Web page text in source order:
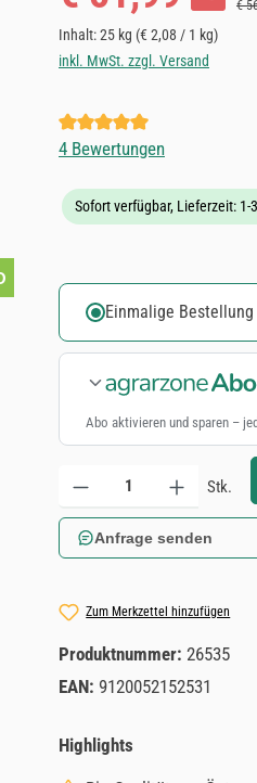
€
Inhalt:25 kg (€ 2,08 / 1 kg)
inkl. MwSt. zzgl. Versand
Durchschnittliche
4 Bewertungen
Sofort verfügbar, Lieferzeit: 1-
Einmalige Bestellung
Abo aktivieren und sparen –
Produkt Anzahl: Gib den
Stk.
Anfrage senden
Zum Merkzettel hinzufügen
Produktnummer: 26535
EAN: 9120052152531
Highlights